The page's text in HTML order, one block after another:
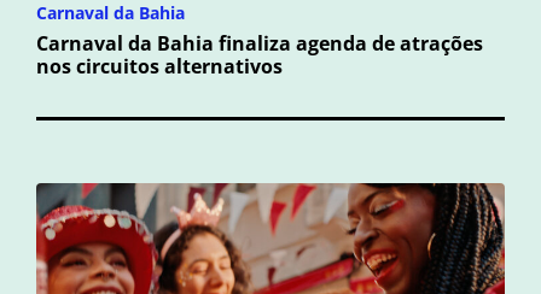
Carnaval da Bahia
Carnaval da Bahia finaliza agenda de atrações
nos circuitos alternativos